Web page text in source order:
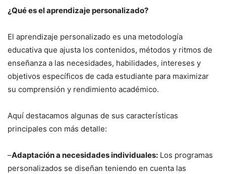
¿Qué es el aprendizaje personalizado?
El aprendizaje personalizado es una metodología
educativa que ajusta los contenidos, métodos y ritmos de
enseñanza a las necesidades, habilidades, intereses y
objetivos específicos de cada estudiante para maximizar
su comprensión y rendimiento académico.
Aquí destacamos algunas de sus características
principales con más detalle:
–Adaptación a necesidades individuales: Los programas
personalizados se diseñan teniendo en cuenta las